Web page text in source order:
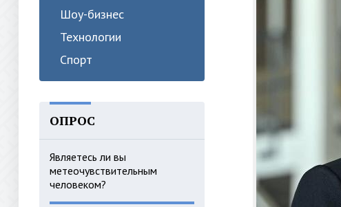
Шоу-бизнес
Технологии
Спорт
ОПРОС
Являетесь ли вы
метеочувствительным
человеком?